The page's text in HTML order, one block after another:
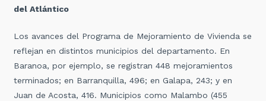
del Atlántico
Los avances del Programa de Mejoramiento de Vivienda se
reflejan en distintos municipios del departamento. En
Baranoa, por ejemplo, se registran 448 mejoramientos
terminados; en Barranquilla, 496; en Galapa, 243; y en
Juan de Acosta, 416. Municipios como Malambo (455